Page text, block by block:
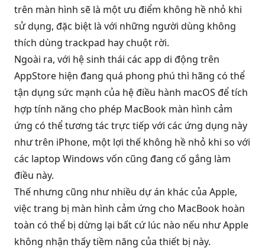
trên màn hình sẽ là một ưu điểm không hề nhỏ khi
sử dụng, đặc biệt là với những người dùng không
thích dùng trackpad hay chuột rời.
Ngoài ra, với hệ sinh thái các app di động trên
AppStore hiện đang quá phong phú thì hãng có thể
tận dụng sức mạnh của hệ điều hành macOS để tích
hợp tính năng cho phép MacBook màn hình cảm
ứng có thể tương tác trực tiếp với các ứng dụng này
như trên iPhone, một lợi thế không hề nhỏ khi so với
các laptop Windows vốn cũng đang cố gắng làm
điều này.
Thế nhưng cũng như nhiều dự án khác của Apple,
việc trang bị màn hình cảm ứng cho MacBook hoàn
toàn có thể bị dừng lại bất cứ lúc nào nếu như Apple
không nhận thấy tiềm năng của thiết bị này.